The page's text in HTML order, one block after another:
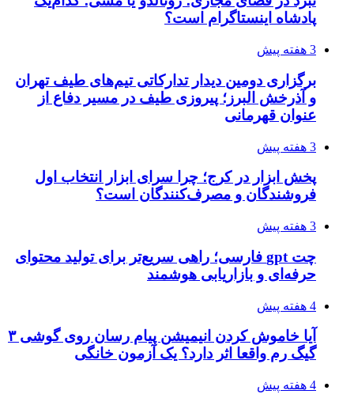
پادشاه اینستاگرام است؟
3 هفته پیش
برگزاری دومین دیدار تدارکاتی تیم‌های طیف تهران
و آذرخش البرز؛ پیروزی طیف در مسیر دفاع از
عنوان قهرمانی
3 هفته پیش
پخش ابزار در کرج؛ چرا سرای ابزار انتخاب اول
فروشندگان و مصرف‌کنندگان است؟
3 هفته پیش
چت gpt فارسی؛ راهی سریع‌تر برای تولید محتوای
حرفه‌ای و بازاریابی هوشمند
4 هفته پیش
آیا خاموش کردن انیمیشن پیام رسان روی گوشی ۳
گیگ رم واقعا اثر دارد؟ یک آزمون خانگی
4 هفته پیش